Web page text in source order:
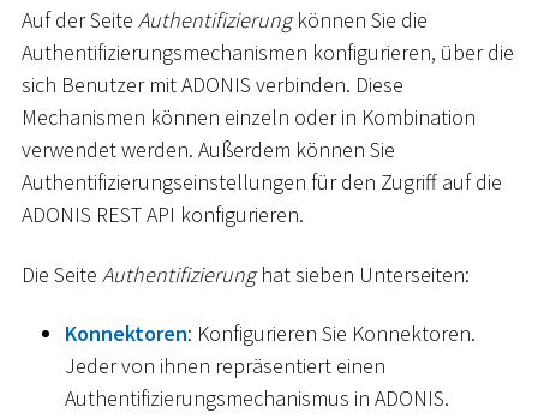
Auf der Seite Authentifizierungkönnen Sie die
Authentifizierungsmechanismen konfigurieren, über die
sich Benutzer mit ADONIS verbinden. Diese
Mechanismen können einzeln oder in Kombination
verwendet werden. Außerdem können Sie
Authentifizierungseinstellungen für den Zugriff auf die
ADONIS REST API konfigurieren.
Die Seite Authentifizierunghat sieben Unterseiten:
Konnektoren: Konfigurieren Sie Konnektoren.
Jeder von ihnen repräsentiert einen
Authentifizierungsmechanismus in ADONIS.